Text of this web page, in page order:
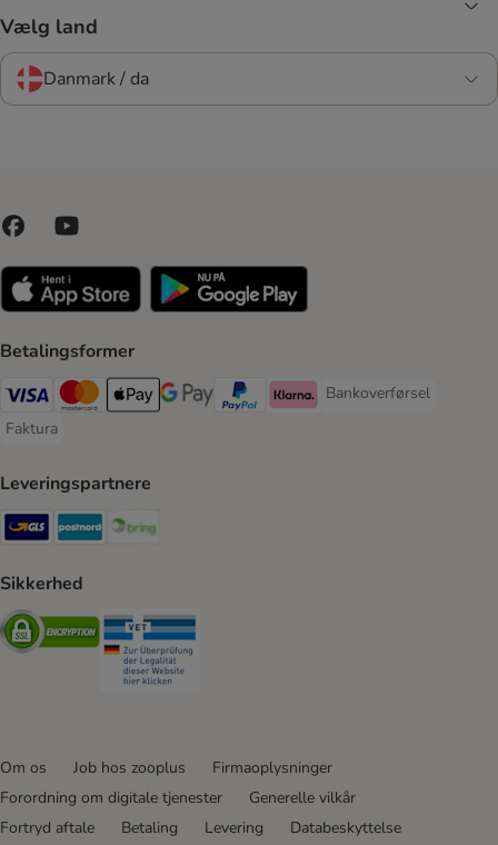
Vælg land
Danmark / da
Betalingsformer
VISA Payment Method
Mastercard Payment Method
Apply pay Payment Method
Google Pay Payment Method
paypal Payment Method
Klarna Payment Method
Bankoverførsel
Bankoverførsel
Faktura
Faktura Payment Method
Leveringspartnere
GLS Shipping Method
Postnord Shipping Method
Sikkerhed
Security
Om os Job hos zooplus
Firmaoplysninger
Forordning om digitale tjenester
Generelle vilkår
Fortryd aftale
Betaling Levering Databeskyttelse